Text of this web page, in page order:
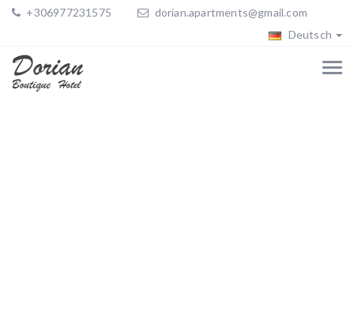
+306977231575
dorian.apartments@gmail.com
Deutsch